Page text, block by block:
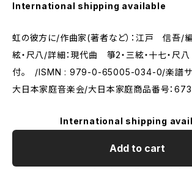
International shipping available
虹の彼方に/作曲家(著者など）：江戸 信吾/編
絃・尺八/詳細：現代曲 箏2・三絃・十七・尺
付。 /ISMN : 979-0-65005-034-0/楽譜サ
大日本家庭音楽会/大日本家庭商品番号：
International shipping
Add to cart